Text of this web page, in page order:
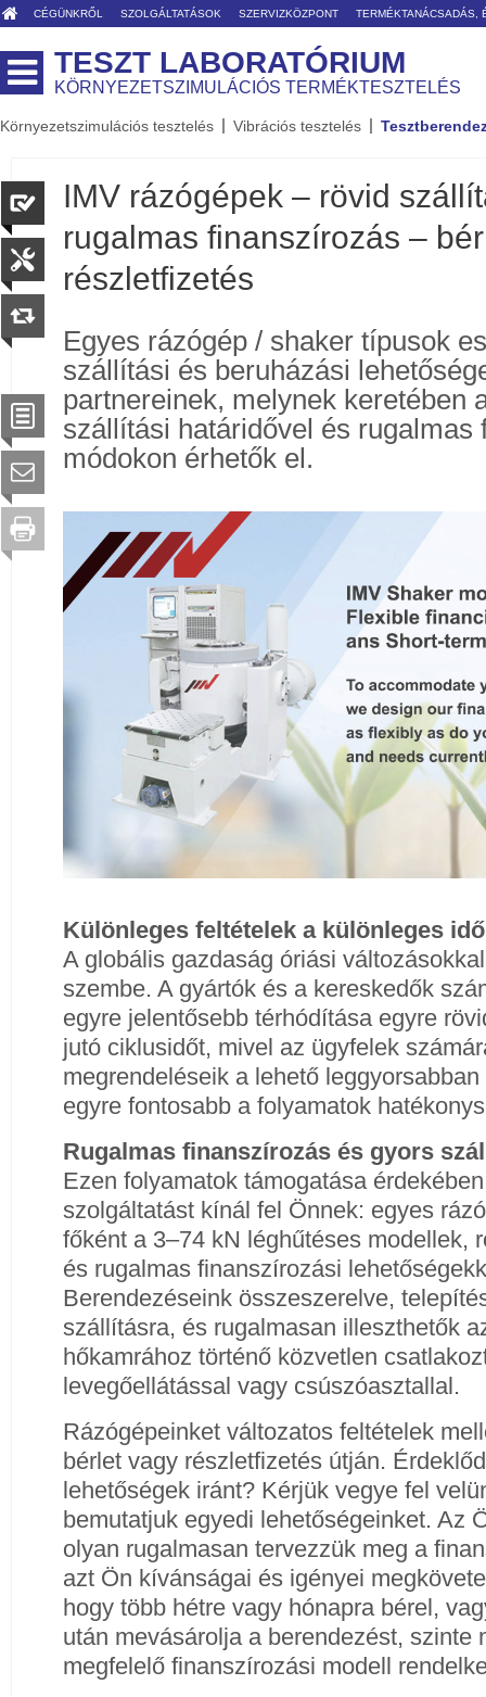
CÉGÜNKRŐL SZOLGÁLTATÁSOK SZERVIZKÖZPONT TERMÉKTANÁCSADÁS,
TESZT LABORATÓRIUM
KÖRNYEZETSZIMULÁCIÓS TERMÉKTESZTELÉS
Környezetszimulációs tesztelés Vibrációs tesztelés
IMV rázógépek – rövid
rugalmas finanszírozás –
részletfizetés
Egyes rázógép / shaker típusok
szállítási és beruházási
partnereinek, melynek keretében
szállítási határidővel és rugalmas
módokon érhetők el.
Különleges feltételek a különleges
A globális gazdaság óriási
szembe. A gyártók és a kereskedők
egyre jelentősebb térhódítása egyre
jutó ciklusidőt, mivel az ügyfelek
megrendeléseik a lehető
egyre fontosabb a folyamatok
Rugalmas finanszírozás és gyors
Ezen folyamatok támogatása
szolgáltatást kínál fel Önnek: egyes
főként a 3–74 kN léghűtéses modellek,
és rugalmas finanszírozási
Berendezéseink összeszerelve,
szállításra, és rugalmasan illeszthetők
hőkamrához történő közvetlen
levegőellátással vagy csúszóasztallal.
Rázógépeinket változatos feltételek
bérlet vagy részletfizetés útján.
lehetőségek iránt? Kérjük vegye fel
bemutatjuk egyedi lehetőségeinket. Az
olyan rugalmasan tervezzük meg a
azt Ön kívánságai és igényei
hogy több hétre vagy hónapra bérel,
után mevásárolja a berendezést, szinte
megfelelő finanszírozási modell